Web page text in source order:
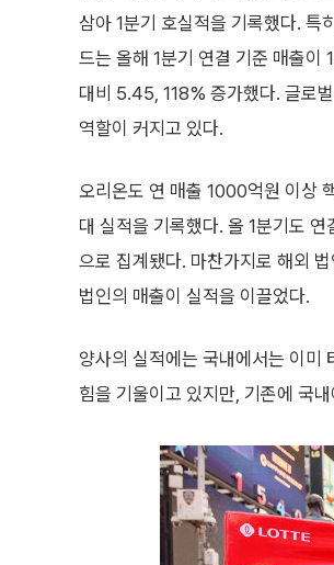
삼아 1분기 호실적을 기록했다. 특
드는 올해 1분기 연결 기준 매출이
대비 5.45, 118% 증가했다. 글로
역할이 커지고 있다.
오리온도 연 매출 1000억원 이상
대 실적을 기록했다. 올 1분기도
으로 집계됐다. 마찬가지로 해외
법인의 매출이 실적을 이끌었다.
양사의 실적에는 국내에서는 이미
힘을 기울이고 있지만, 기존에 국